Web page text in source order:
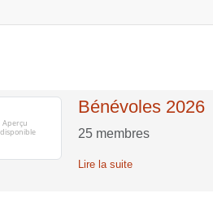
Bénévoles 2026
25membres
Lire la suite